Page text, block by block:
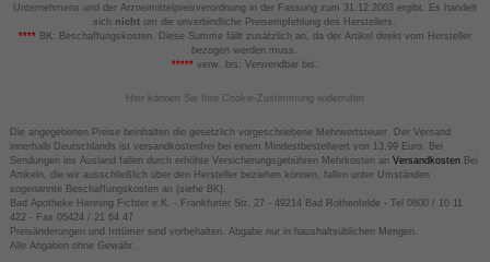
Unternehmens und der Arzneimittelpreisverordnung in der Fassung zum 31.12.2003 ergibt. Es handelt
sich nicht um die unverbindliche Preisempfehlung des Herstellers.
****BK: Beschaffungskosten. Diese Summe fällt zusätzlich an, da der Artikel direkt vom Hersteller
bezogen werden muss.
*****verw. bis: Verwendbar bis.
Hier können Sie Ihre Cookie-Zustimmung widerrufen
Die angegebenen Preise beinhalten die gesetzlich vorgeschriebene Mehrwertsteuer. Der Versand
innerhalb Deutschlands ist versandkostenfrei bei einem Mindestbestellwert von 13,99 Euro. Bei
Sendungen ins Ausland fallen durch erhöhte Versicherungsgebühren Mehrkosten an VersandkostenBei
Artikeln, die wir ausschließlich über den Hersteller beziehen können, fallen unter Umständen
sogenannte Beschaffungskosten an (siehe BK).
Bad Apotheke Henning Fichter e.K. - Frankfurter Str. 27 - 49214 Bad Rothenfelde - Tel 0800 / 10 11
422 - Fax 05424 / 21 64 47
Preisänderungen und Irrtümer sind vorbehalten. Abgabe nur in haushaltsüblichen Mengen.
Alle Angaben ohne Gewähr.